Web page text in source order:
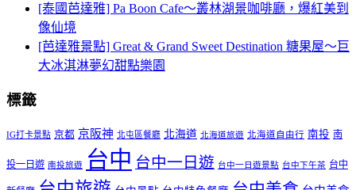
[泰國芭達雅] Pa Boon Cafe～叢林湖景咖啡廳，爆紅美到
像仙境
[芭達雅景點] Great & Grand Sweet Destination 糖果屋～巨
大冰淇淋夢幻甜點樂園
標籤
IG打卡景點 京都 京阪神 北屯區餐廳 北海道 北海道旅遊 北海道自由行 南投 南
投一日遊 南投旅遊 台中 台中一日遊 台中一日遊景點 台中下午茶 台中